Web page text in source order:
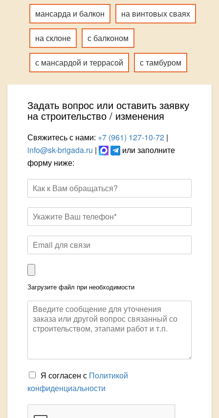
мансарда и балкон на винтовых сваях
на склоне с балконом
с мансардой и террасой с тамбуром
Задать вопрос или оставить заявку
на строительство / изменения
Свяжитесь с нами: +7 (961) 127-10-72 |
info@sk-brigada.ru |
или заполните
форму ниже:
Загрузите файл при необходимости
Я согласен с Политикой
конфиденциальности